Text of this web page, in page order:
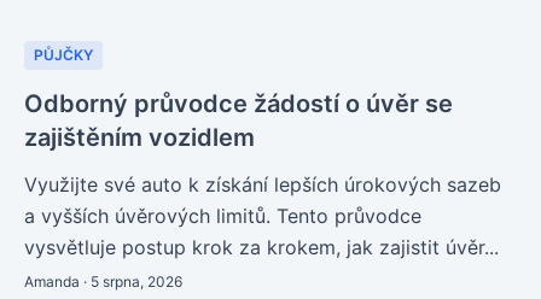
PŮJČKY
Odborný průvodce žádostí o úvěr se
zajištěním vozidlem
Využijte své auto k získání lepších úrokových sazeb
a vyšších úvěrových limitů. Tento průvodce
vysvětluje postup krok za krokem, jak zajistit úvěr...
Amanda · 5 srpna, 2026